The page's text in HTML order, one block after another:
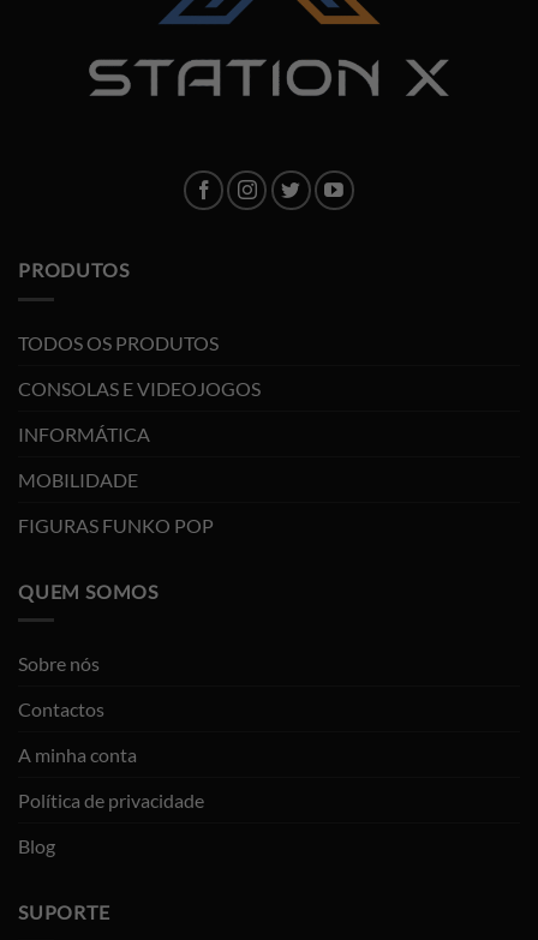
PRODUTOS
TODOS OS PRODUTOS
CONSOLAS E VIDEOJOGOS
INFORMÁTICA
MOBILIDADE
FIGURAS FUNKO POP
QUEM SOMOS
Sobre nós
Contactos
A minha conta
Política de privacidade
Blog
SUPORTE